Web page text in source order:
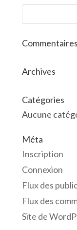
Archives
Catégories
Aucune
Méta
Inscription
Connexion
Flux des
Flux des
Site de